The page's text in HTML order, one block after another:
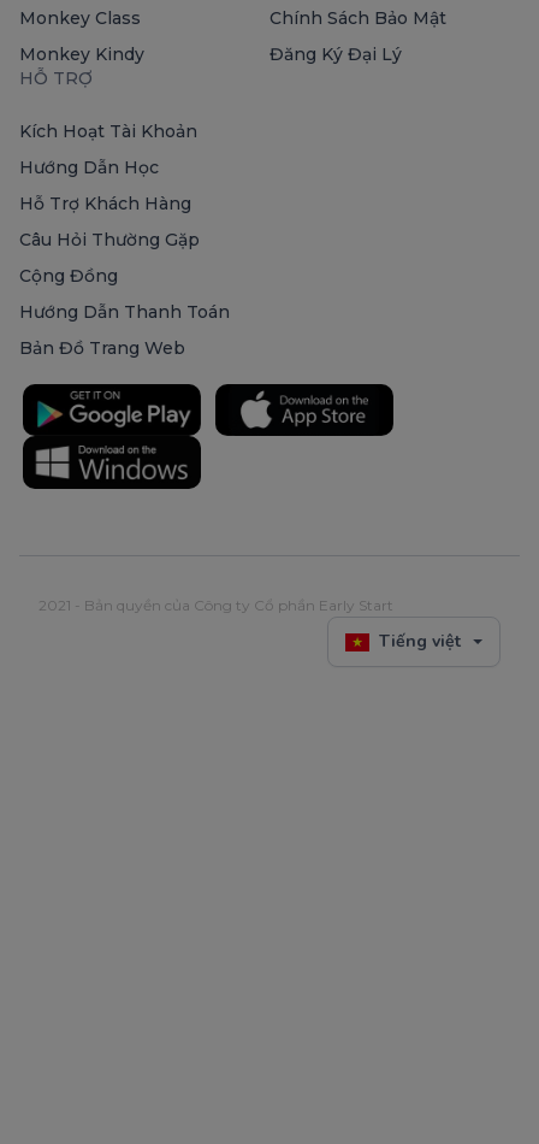
Monkey Class
Monkey Kindy
Chính Sách Bảo Mật
Đăng Ký Đại Lý
HỖ TRỢ
Kích Hoạt Tài Khoản
Hướng Dẫn Học
Hỗ Trợ Khách Hàng
Câu Hỏi Thường Gặp
Cộng Đồng
Hướng Dẫn Thanh Toán
Bản Đồ Trang Web
2021 - Bản quyền của Công ty Cổ phần Early Start
Tiếng việt